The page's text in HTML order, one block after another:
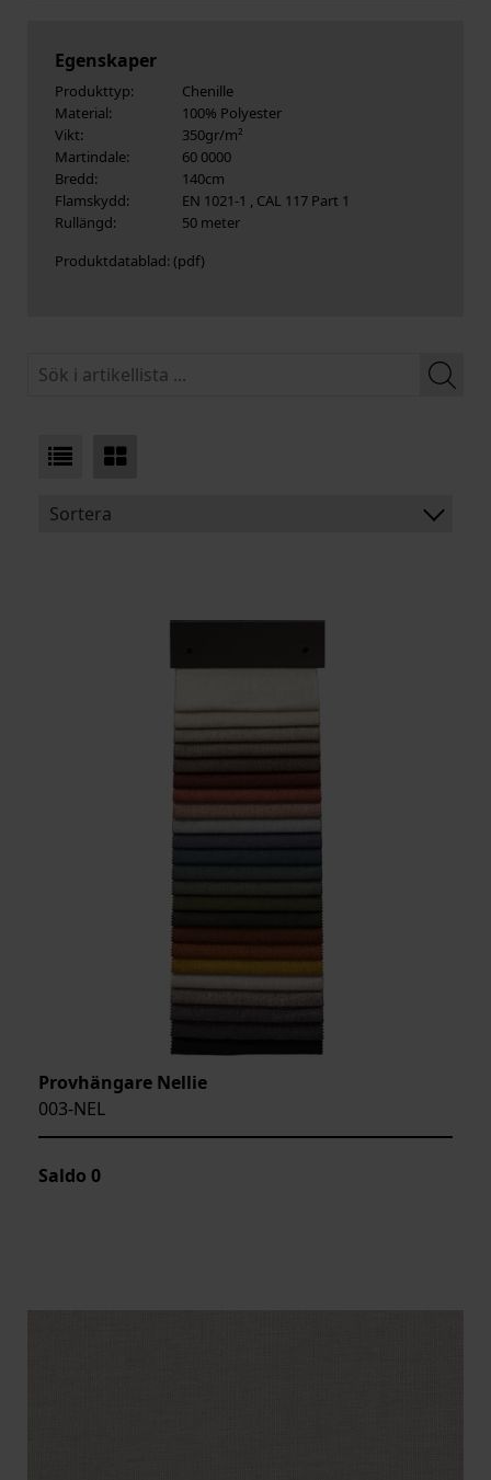
Egenskaper
Produkttyp:
Chenille
Material:
100% Polyester
Vikt:
350gr/m²
Martindale:
60 0000
Bredd:
140cm
Flamskydd:
EN 1021-1 , CAL 117 Part 1
Rullängd:
50 meter
Produktdatablad:
Sortera
Provhängare Nellie
003-NEL
Saldo 0